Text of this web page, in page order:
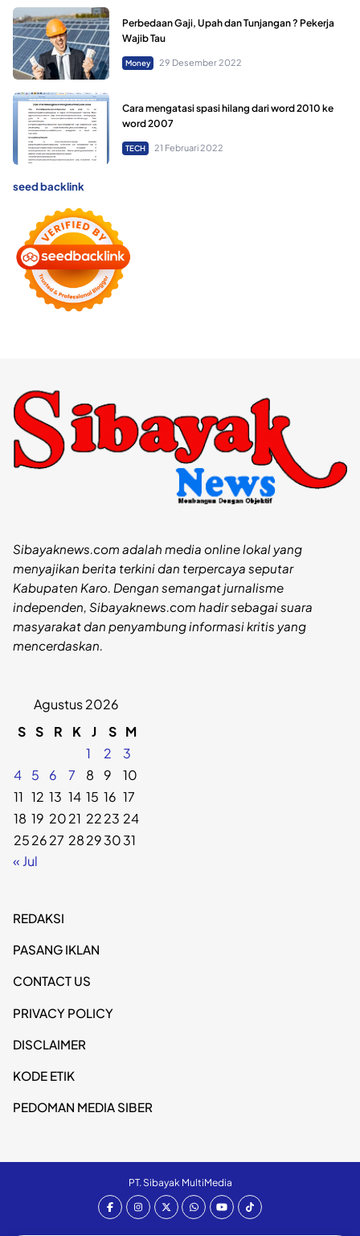
Perbedaan Gaji, Upah dan Tunjangan ? Pekerja
Wajib Tau
Money 29 Desember 2022
Cara mengatasi spasi hilang dari word 2010 ke
word 2007
TECH 21 Februari 2022
seed backlink
Sibayaknews.com adalah media online lokal yang
menyajikan berita terkini dan terpercaya seputar
Kabupaten Karo. Dengan semangat jurnalisme
independen, Sibayaknews.com hadir sebagai suara
masyarakat dan penyambung informasi kritis yang
mencerdaskan.
Agustus 2026
S S R K J S M
1
2
3
4
5 6 7 8 9
10
11 12 13 14 15 16 17
18 19 2021 2223 24
252627 28293031
« Jul
REDAKSI
PASANG IKLAN
CONTACT US
PRIVACY POLICY
DISCLAIMER
KODE ETIK
PEDOMAN MEDIA SIBER
PT. Sibayak MultiMedia